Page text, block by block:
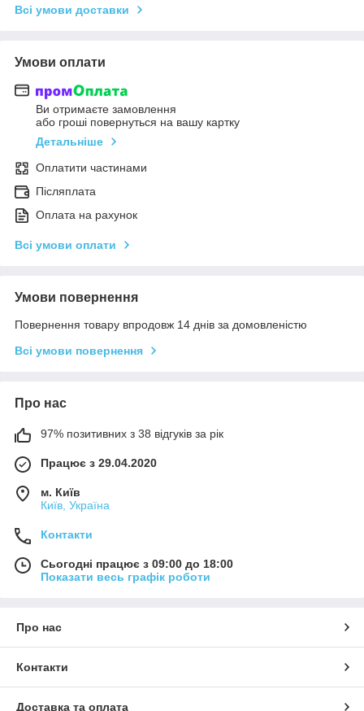
Всі умови доставки
Умови оплати
Ви отримаєте замовлення
або гроші повернуться на вашу картку
Детальніше
Оплатити частинами
Післяплата
Оплата на рахунок
Всі умови оплати
Умови повернення
Повернення товару впродовж 14 днів за домовленістю
Всі умови повернення
Про нас
97% позитивних з 38 відгуків за рік
Працює з 29.04.2020
м. Київ
Київ, Україна
Контакти
Сьогодні працює з 09:00 до 18:00
Показати весь графік роботи
Про нас
Контакти
Доставка та оплата